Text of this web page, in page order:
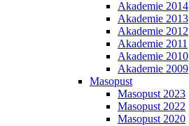
Akademie 2014
Akademie 2013
Akademie 2012
Akademie 2011
Akademie 2010
Akademie 2009
Masopust
Masopust 2023
Masopust 2022
Masopust 2020